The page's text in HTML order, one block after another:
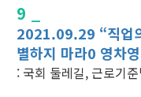
9 _
2021.09.29 “직업
별하지 마라0 영차
: 국회 둘레길, 근로기